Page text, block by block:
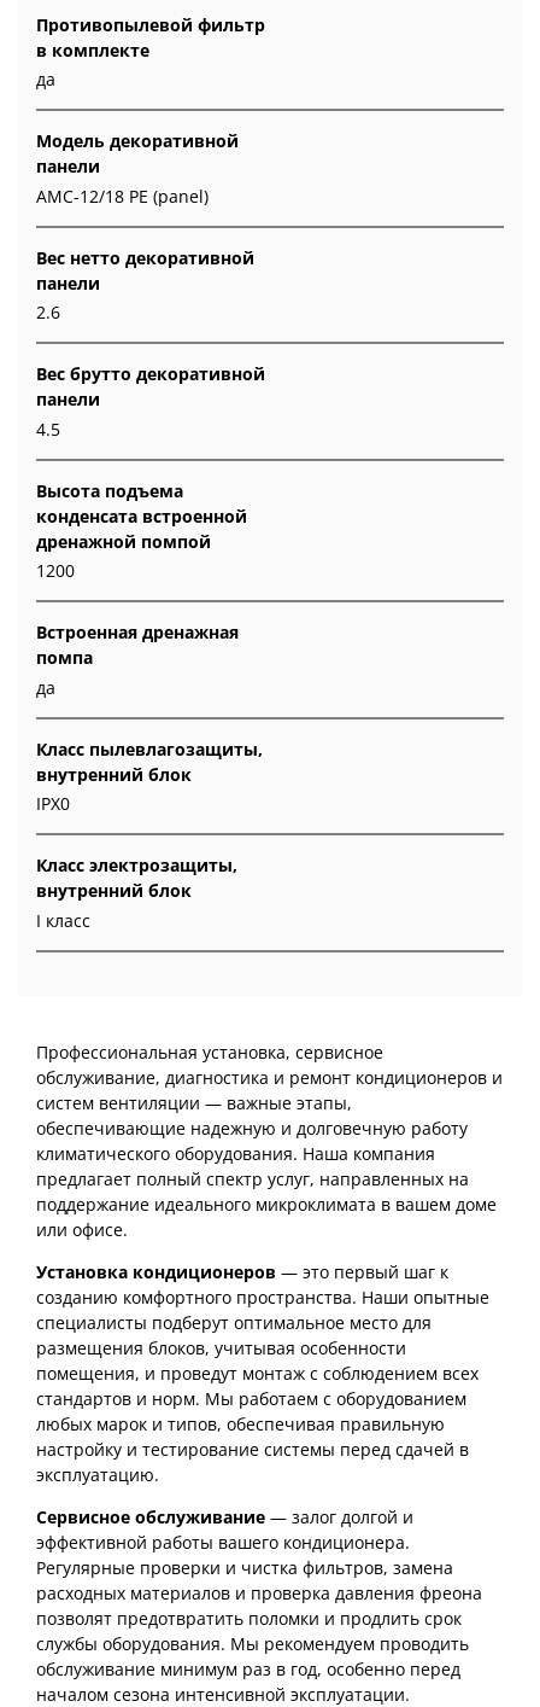
Противопылевой фильтр
в комплекте
да
Модель декоративной
панели
AMC-12/18 PE (panel)
Вес нетто декоративной
панели
2.6
Вес брутто декоративной
панели
4.5
Высота подъема
конденсата встроенной
дренажной помпой
1200
Встроенная дренажная
помпа
да
Класс пылевлагозащиты,
внутренний блок
IPX0
Класс электрозащиты,
внутренний блок
I класс
Профессиональная установка, сервисное
обслуживание, диагностика и ремонт кондиционеров и
систем вентиляции — важные этапы,
обеспечивающие надежную и долговечную работу
климатического оборудования. Наша компания
предлагает полный спектр услуг, направленных на
поддержание идеального микроклимата в вашем доме
или офисе.
Установка кондиционеров — это первый шаг к
созданию комфортного пространства. Наши опытные
специалисты подберут оптимальное место для
размещения блоков, учитывая особенности
помещения, и проведут монтаж с соблюдением всех
стандартов и норм. Мы работаем с оборудованием
любых марок и типов, обеспечивая правильную
настройку и тестирование системы перед сдачей в
эксплуатацию.
Сервисное обслуживание — залог долгой и
эффективной работы вашего кондиционера.
Регулярные проверки и чистка фильтров, замена
расходных материалов и проверка давления фреона
позволят предотвратить поломки и продлить срок
службы оборудования. Мы рекомендуем проводить
обслуживание минимум раз в год, особенно перед
началом сезона интенсивной эксплуатации.